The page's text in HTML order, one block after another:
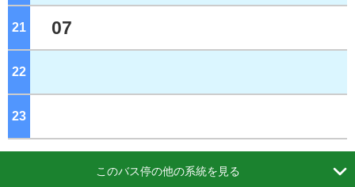
21 07
22
23
このバス停の他の系統を見る 